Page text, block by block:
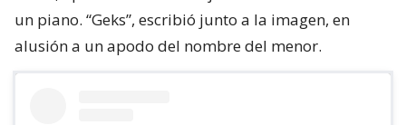
un piano. “Geks”, escribió junto a la imagen, en
alusión a un apodo del nombre del menor.